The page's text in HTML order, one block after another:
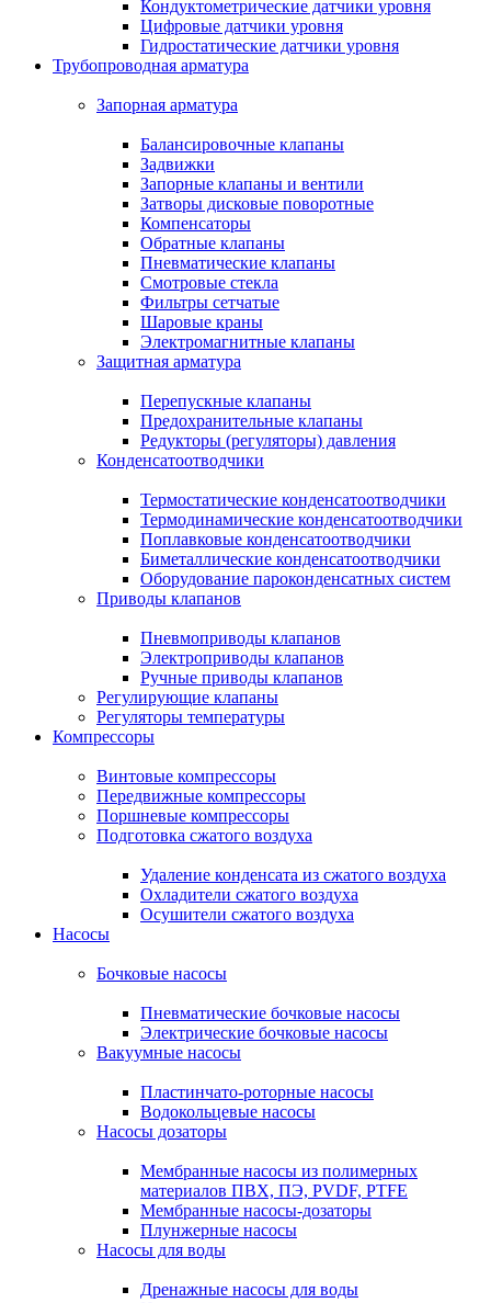
Кондуктометрические датчики уровня
Цифровые датчики уровня
Гидростатические датчики уровня
Трубопроводная арматура
Запорная арматура
Балансировочные клапаны
Задвижки
Запорные клапаны и вентили
Затворы дисковые поворотные
Компенсаторы
Обратные клапаны
Пневматические клапаны
Смотровые стекла
Фильтры сетчатые
Шаровые краны
Электромагнитные клапаны
Защитная арматура
Перепускные клапаны
Предохранительные клапаны
Редукторы (регуляторы) давления
Конденсатоотводчики
Термостатические конденсатоотводчики
Термодинамические конденсатоотводчики
Поплавковые конденсатоотводчики
Биметаллические конденсатоотводчики
Оборудование пароконденсатных систем
Приводы клапанов
Пневмоприводы клапанов
Электроприводы клапанов
Ручные приводы клапанов
Регулирующие клапаны
Регуляторы температуры
Компрессоры
Винтовые компрессоры
Передвижные компрессоры
Поршневые компрессоры
Подготовка сжатого воздуха
Удаление конденсата из сжатого воздуха
Охладители сжатого воздуха
Осушители сжатого воздуха
Насосы
Бочковые насосы
Пневматические бочковые насосы
Электрические бочковые насосы
Вакуумные насосы
Пластинчато-роторные насосы
Водокольцевые насосы
Насосы дозаторы
Мембранные насосы из полимерных
материалов ПВХ, ПЭ, PVDF, PTFE
Мембранные насосы-дозаторы
Плунжерные насосы
Насосы для воды
Дренажные насосы для воды